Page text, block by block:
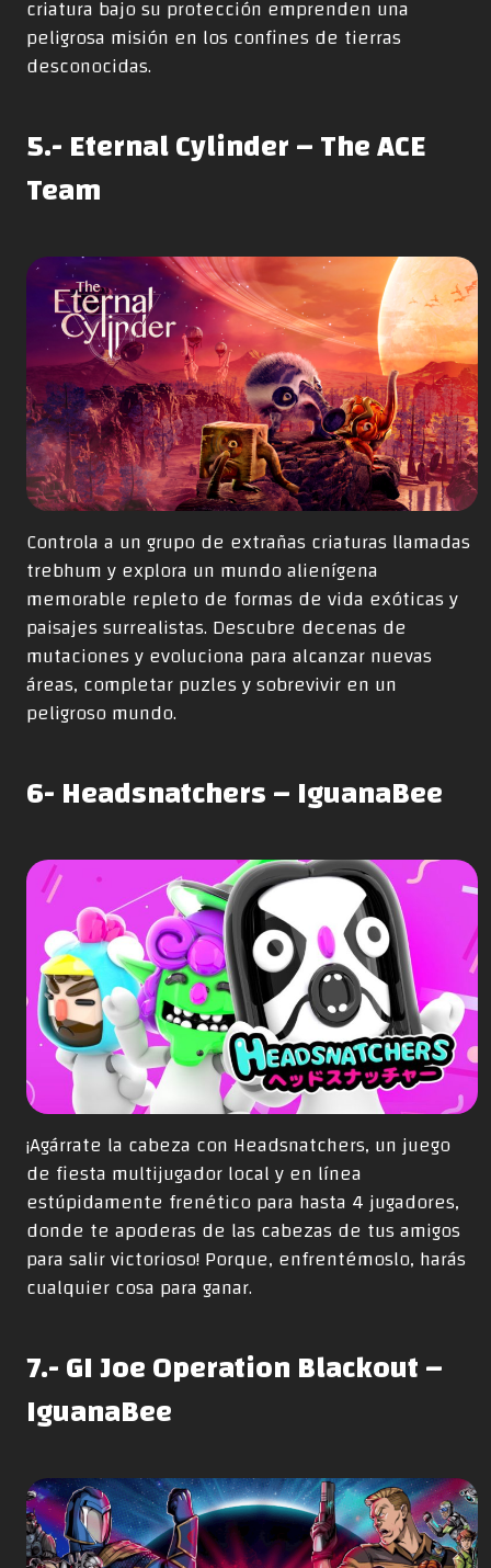
criatura bajo su protección emprenden una
peligrosa misión en los confines de tierras
desconocidas.
5.- Eternal Cylinder – The ACE
Team
Controla a un grupo de extrañas criaturas llamadas
trebhum y explora un mundo alienígena
memorable repleto de formas de vida exóticas y
paisajes surrealistas. Descubre decenas de
mutaciones y evoluciona para alcanzar nuevas
áreas, completar puzles y sobrevivir en un
peligroso mundo.
6- Headsnatchers – IguanaBee
¡Agárrate la cabeza con Headsnatchers, un juego
de fiesta multijugador local y en línea
estúpidamente frenético para hasta 4 jugadores,
donde te apoderas de las cabezas de tus amigos
para salir victorioso! Porque, enfrentémoslo, harás
cualquier cosa para ganar.
7.- GI Joe Operation Blackout –
IguanaBee